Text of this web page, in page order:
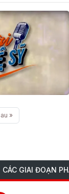
»
CÁC GIAI ĐOẠN